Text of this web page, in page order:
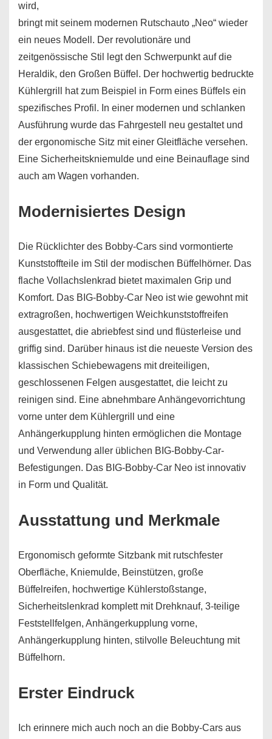
wird,
bringt mit seinem modernen Rutschauto „Neo“ wieder
ein neues Modell. Der revolutionäre und
zeitgenössische Stil legt den Schwerpunkt auf die
Heraldik, den Großen Büffel. Der hochwertig bedruckte
Kühlergrill hat zum Beispiel in Form eines Büffels ein
spezifisches Profil. In einer modernen und schlanken
Ausführung wurde das Fahrgestell neu gestaltet und
der ergonomische Sitz mit einer Gleitfläche versehen.
Eine Sicherheitskniemulde und eine Beinauflage sind
auch am Wagen vorhanden.
Modernisiertes Design
Die Rücklichter des Bobby-Cars sind vormontierte
Kunststoffteile im Stil der modischen Büffelhörner. Das
flache Vollachslenkrad bietet maximalen Grip und
Komfort. Das BIG-Bobby-Car Neo ist wie gewohnt mit
extragroßen, hochwertigen Weichkunststoffreifen
ausgestattet, die abriebfest sind und flüsterleise und
griffig sind. Darüber hinaus ist die neueste Version des
klassischen Schiebewagens mit dreiteiligen,
geschlossenen Felgen ausgestattet, die leicht zu
reinigen sind. Eine abnehmbare Anhängevorrichtung
vorne unter dem Kühlergrill und eine
Anhängerkupplung hinten ermöglichen die Montage
und Verwendung aller üblichen BIG-Bobby-Car-
Befestigungen. Das BIG-Bobby-Car Neo ist innovativ
in Form und Qualität.
Ausstattung und Merkmale
Ergonomisch geformte Sitzbank mit rutschfester
Oberfläche, Kniemulde, Beinstützen, große
Büffelreifen, hochwertige Kühlerstoßstange,
Sicherheitslenkrad komplett mit Drehknauf, 3-teilige
Feststellfelgen, Anhängerkupplung vorne,
Anhängerkupplung hinten, stilvolle Beleuchtung mit
Büffelhorn.
Erster Eindruck
Ich erinnere mich auch noch an die Bobby-Cars aus